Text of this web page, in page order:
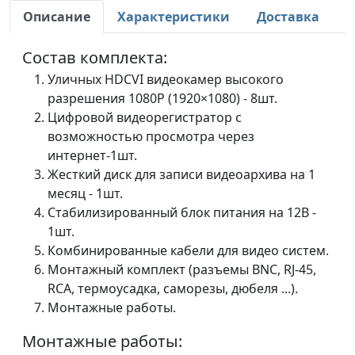
Описание Характеристики Доставка
Состав комплекта:
Уличных HDCVI видеокамер высокого
разрешения 1080P (1920×1080) - 8шт.
Цифровой видеорегистратор с
возможностью просмотра через
интернет-1шт.
Жесткий диск для записи видеоархива на 1
месяц - 1шт.
Стабилизированный блок питания на 12В -
1шт.
Комбинированные кабели для видео систем.
Монтажный комплект (разъемы BNC, RJ-45,
RCA, термоусадка, саморезы, дюбеля ...).
Монтажные работы.
Монтажные работы: